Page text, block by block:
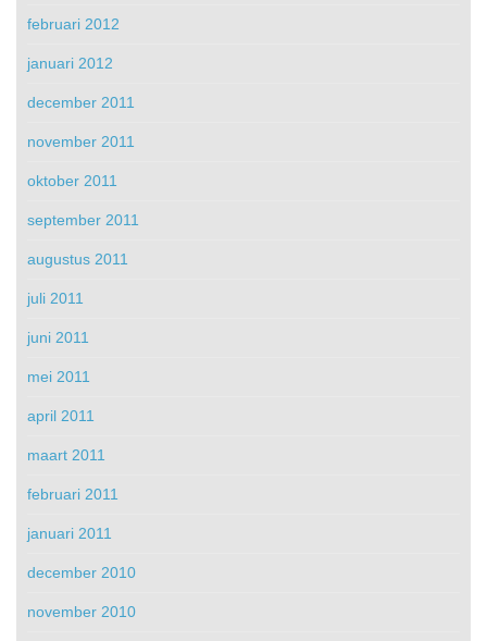
februari 2012
januari 2012
december 2011
november 2011
oktober 2011
september 2011
augustus 2011
juli 2011
juni 2011
mei 2011
april 2011
maart 2011
februari 2011
januari 2011
december 2010
november 2010